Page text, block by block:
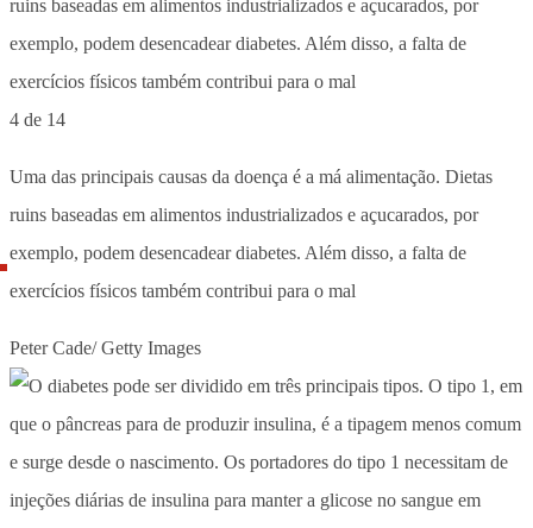
4 de 14
Uma das principais causas da doença é a má alimentação. Dietas
ruins baseadas em alimentos industrializados e açucarados, por
exemplo, podem desencadear diabetes. Além disso, a falta de
exercícios físicos também contribui para o mal
Peter Cade/ Getty Images